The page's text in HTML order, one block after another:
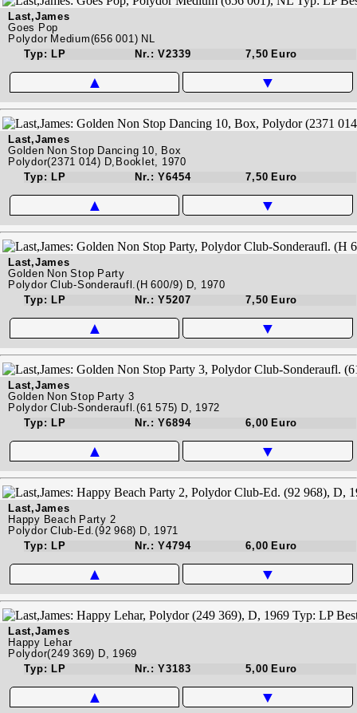
Last,James
Goes Pop
Polydor Medium(656 001) NL
Typ: LP
Nr.: V2339 7,50 Euro
▲ ▼
Last,James
Golden Non Stop Dancing 10, Box
Polydor(2371 014) D,Booklet, 1970
Typ: LP
Nr.: Y6454 7,50 Euro
▲ ▼
Last,James
Golden Non Stop Party
Polydor Club-Sonderaufl.(H 600/9) D, 1970
Typ: LP
Nr.: Y5207 7,50 Euro
▲ ▼
Last,James
Golden Non Stop Party 3
Polydor Club-Sonderaufl.(61 575) D, 1972
Typ: LP
Nr.: Y6894 6,00 Euro
▲ ▼
Last,James
Happy Beach Party 2
Polydor Club-Ed.(92 968) D, 1971
Typ: LP
Nr.: Y4794 6,00 Euro
▲ ▼
Last,James
Happy Lehar
Polydor(249 369) D, 1969
Typ: LP
Nr.: Y3183 5,00 Euro
▲ ▼